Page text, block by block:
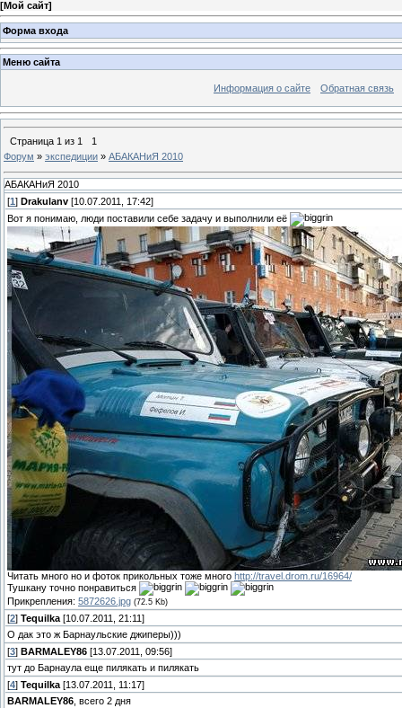
[Мой сайт]
Форма входа
Меню сайта
Информация о сайте Обратная связь
Страница 1 из 1
1
Форум » экспедиции » АБАКАНиЯ 2010
АБАКАНиЯ 2010
[1 ] Drakulanv [10.07.2011, 17:42]
Вот я понимаю, люди поставили себе задачу и выполнили её
Читать много но и фоток прикольных тоже много http://travel.drom.ru/16964/
Тушкану точно понравиться
Прикрепления: 5872626.jpg (72.5 Kb)
[2] Tequilka [10.07.2011, 21:11]
О дак это ж Барнаульские джиперы)))
[3] BARMALEY86 [13.07.2011, 09:56]
тут до Барнаула еще пилякать и пилякать
[4] Tequilka [13.07.2011, 11:17]
BARMALEY86 , всего 2 дня